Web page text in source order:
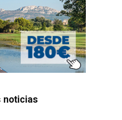
noticias